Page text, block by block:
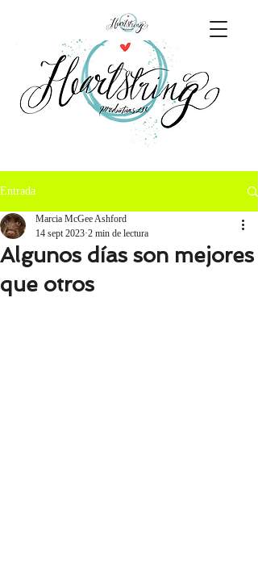
Entrada
Algunos días son mejores
que otros
Marcia McGee Ashford
14 sept 2023 2 min de lectura